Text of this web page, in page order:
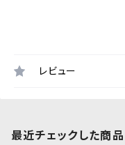
レビュー
最近チェックした商品